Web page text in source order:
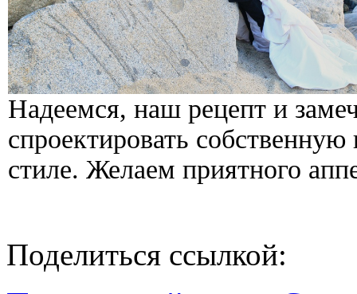
Надеемся, наш рецепт и
спроектировать
стиле. Желаем приятного
Поделиться ссылкой: